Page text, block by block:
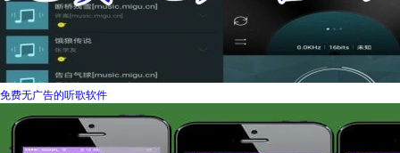
免费无广告的听歌软件